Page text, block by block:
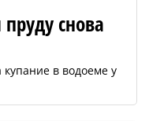
снова
купание в водоеме у